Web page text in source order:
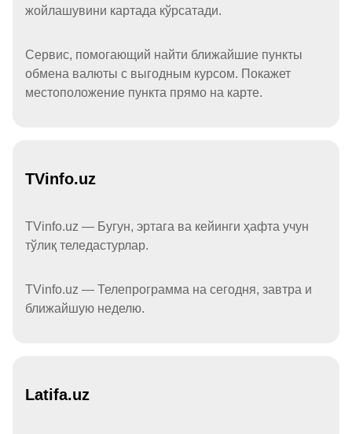
жойлашувини картада кўрсатади.
Сервис, помогающий найти ближайшие пункты
обмена валюты с выгодным курсом. Покажет
местоположение пункта прямо на карте.
TVinfo.uz
TVinfo.uz — Бугун, эртага ва кейинги ҳафта учун
тўлиқ теледастурлар.
TVinfo.uz — Телепрограмма на сегодня, завтра и
ближайшую неделю.
Latifa.uz